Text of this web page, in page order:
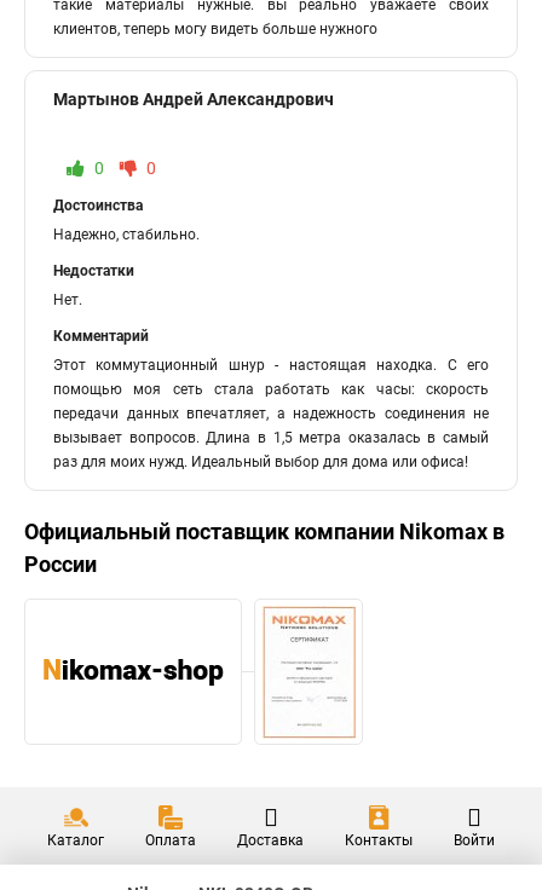
такие материалы нужные. вы реально уважаете своих
клиентов, теперь могу видеть больше нужного
Мартынов Андрей Александрович
0 0
Достоинства
Надежно, стабильно.
Недостатки
Нет.
Комментарий
Этот коммутационный шнур - настоящая находка. С его
помощью моя сеть стала работать как часы: скорость
передачи данных впечатляет, а надежность соединения не
вызывает вопросов. Длина в 1,5 метра оказалась в самый
раз для моих нужд. Идеальный выбор для дома или офиса!
Официальный поставщик компании Nikomax в
России
Каталог Оплата Доставка Контакты Войти